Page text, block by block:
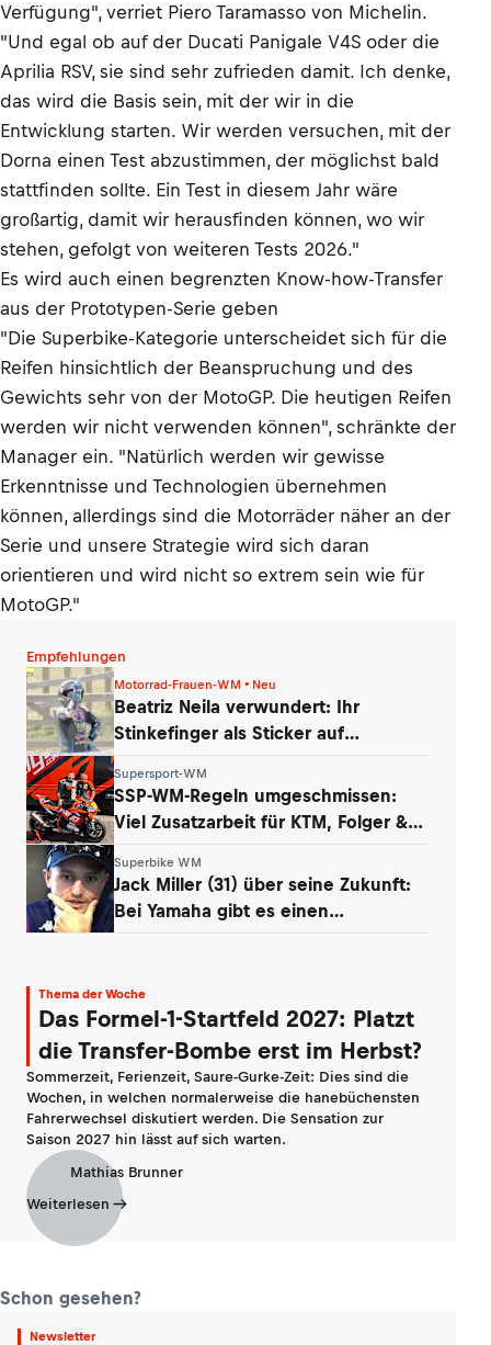
Verfügung", verriet Piero Taramasso von Michelin.
"Und egal ob auf der Ducati Panigale V4S oder die
Aprilia RSV, sie sind sehr zufrieden damit. Ich denke,
das wird die Basis sein, mit der wir in die
Entwicklung starten. Wir werden versuchen, mit der
Dorna einen Test abzustimmen, der möglichst bald
stattfinden sollte. Ein Test in diesem Jahr wäre
großartig, damit wir herausfinden können, wo wir
stehen, gefolgt von weiteren Tests 2026."
Es wird auch einen begrenzten Know-how-Transfer
aus der Prototypen-Serie geben
"Die Superbike-Kategorie unterscheidet sich für die
Reifen hinsichtlich der Beanspruchung und des
Gewichts sehr von der MotoGP. Die heutigen Reifen
werden wir nicht verwenden können", schränkte der
Manager ein. "Natürlich werden wir gewisse
Erkenntnisse und Technologien übernehmen
können, allerdings sind die Motorräder näher an der
Serie und unsere Strategie wird sich daran
orientieren und wird nicht so extrem sein wie für
MotoGP."
Empfehlungen
Motorrad-Frauen-WM • Neu
Beatriz Neila verwundert: Ihr
Stinkefinger als Sticker auf
Supersport-WM
SSP-WM-Regeln umgeschmissen:
Viel Zusatzarbeit für KTM, Folger &
Superbike WM
Jack Miller (31) über seine Zukunft:
Bei Yamaha gibt es einen
Thema der Woche
Das Formel-1-Startfeld 2027: Platzt
die Transfer-Bombe erst im Herbst?
Sommerzeit, Ferienzeit, Saure-Gurke-Zeit: Dies sind die
Wochen, in welchen normalerweise die hanebüchensten
Fahrerwechsel diskutiert werden. Die Sensation zur
Saison 2027 hin lässt auf sich warten.
Mathias Brunner
Weiterlesen
Schon gesehen?
Newsletter